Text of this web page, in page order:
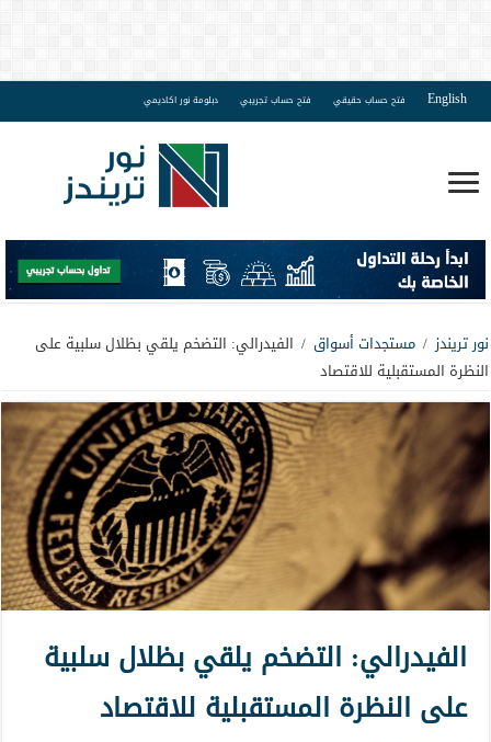
English فتح حساب حقيقي فتح حساب تجريبي دبلومة نور اكاديمي
نور تريندز / مستجدات أسواق / الفيدرالي: التضخم يلقي بظلال سلبية على
النظرة المستقبلية للاقتصاد
الفيدرالي: التضخم يلقي بظلال سلبية
على النظرة المستقبلية للاقتصاد